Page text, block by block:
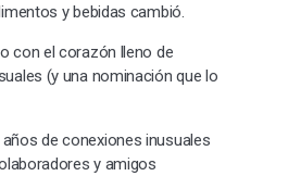
y bebidas cambió.
con el corazón lleno de
(y una nominación que lo
de conexiones inusuales
y amigos